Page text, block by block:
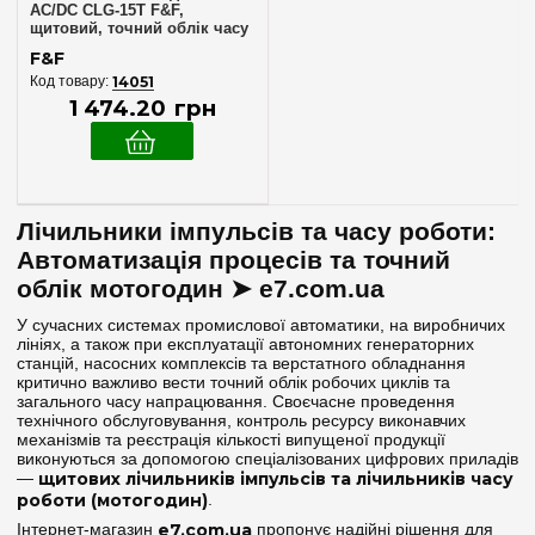
AC/DC CLG-15T F&F,
щитовий, точний облік часу
F&F
14051
1 474.20 грн
Лічильники імпульсів та часу роботи:
Автоматизація процесів та точний
облік мотогодин ➤ e7.com.ua
У сучасних системах промислової автоматики, на виробничих
лініях, а також при експлуатації автономних генераторних
станцій, насосних комплексів та верстатного обладнання
критично важливо вести точний облік робочих циклів та
загального часу напрацювання. Своєчасне проведення
технічного обслуговування, контроль ресурсу виконавчих
механізмів та реєстрація кількості випущеної продукції
виконуються за допомогою спеціалізованих цифрових приладів
— щитових лічильників імпульсів та лічильників часу
роботи (мотогодин).
Інтернет-магазин e7.com.ua пропонує надійні рішення для